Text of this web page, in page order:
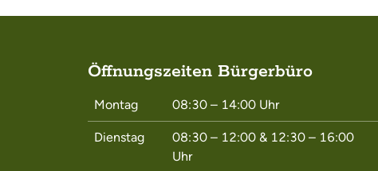
Öffnungszeiten Bürgerbüro
Montag 08:30 – 14:00 Uhr
Dienstag 08:30 – 12:00 & 12:30 – 16:00
Uhr